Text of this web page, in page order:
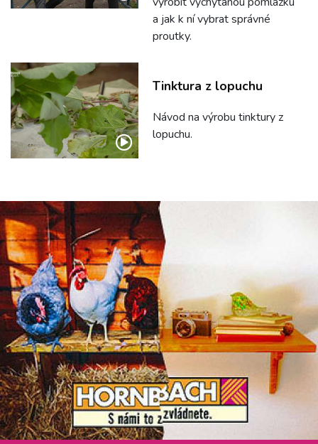
a jak k ní vybrat správné
proutky.
Tinktura z lopuchu
Návod na výrobu tinktury z
lopuchu.